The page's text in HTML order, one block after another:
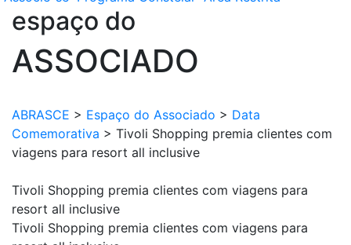
espaço do
ASSOCIADO
ABRASCE > Espaço do Associado > Data
Comemorativa > Tivoli Shopping premia clientes com
viagens para resort all inclusive
Tivoli Shopping premia clientes com viagens para
resort all inclusive
Tivoli Shopping premia clientes com viagens para